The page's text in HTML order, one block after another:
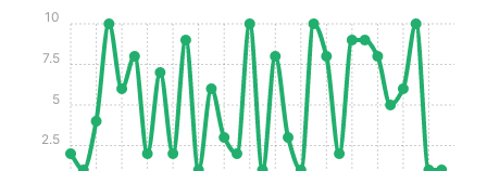
2.5
5
7.5
10